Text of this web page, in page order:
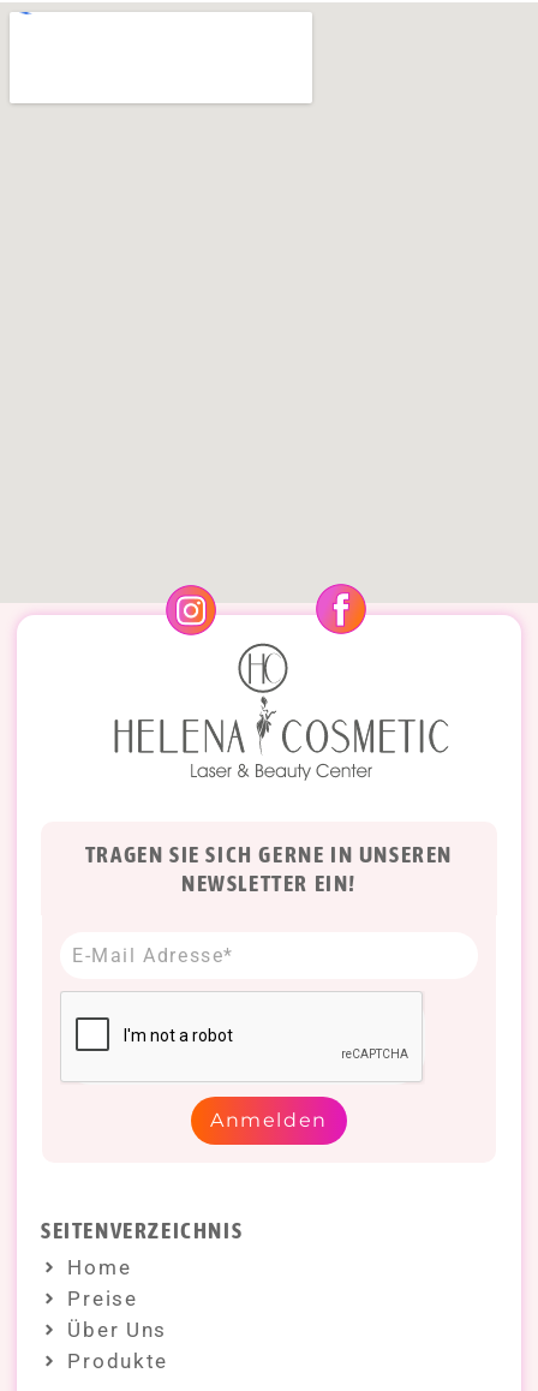
TRAGEN SIE SICH GERNE IN UNSEREN
NEWSLETTER EIN!
Anmelden
SEITENVERZEICHNIS
Home
Preise
Über Uns
Produkte